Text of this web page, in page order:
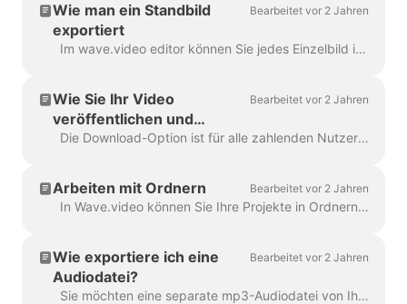
Wie man ein Standbild
exportiert
Bearbeitet vor 2 Jahren
Im wave.video editor können Sie jedes Einzelbild in das JPG-, PNG- oder GIF-Format exportieren. Nur PNG und GIF unterstützen Transparenz. Wie fängt man an? Suchen Sie zunächst das Bild ...
Wie Sie Ihr Video
veröffentlichen und
herunterladen können
Bearbeitet vor 2 Jahren
Die Download-Option ist für alle zahlenden Nutzer von wave.video verfügbar. Um Ihr Video herunterzuladen, müssen Sie 2 einfache Schritte befolgen: Option A: Schritt ...
Arbeiten mit Ordnern Bearbeitet vor 2 Jahren
In Wave.video können Sie Ihre Projekte in Ordnern organisieren. Auf diese Weise ist es bequemer, Ihre Projekte zu durchsuchen. Um einen neuen Ordner zu erstellen, ...
Wie exportiere ich eine
Audiodatei?
Bearbeitet vor 2 Jahren
Sie möchten eine separate mp3-Audiodatei von Ihrem Video für Ihren Podcast speichern oder es einfach als Voice-over verwenden? Mit wave.video ist das ganz einfach! Zuerst...